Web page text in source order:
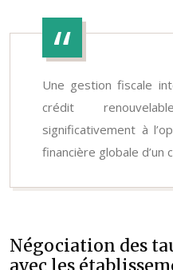
Une gestion fiscale
crédit
significativement à
financière globale d’un
Négociation des
avec les